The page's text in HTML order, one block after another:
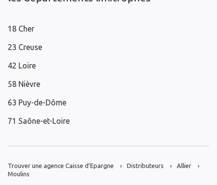
18 Cher
23 Creuse
42 Loire
58 Nièvre
63 Puy-de-Dôme
71 Saône-et-Loire
Trouver une agence Caisse d’Epargne Distributeurs
Allier
Moulins